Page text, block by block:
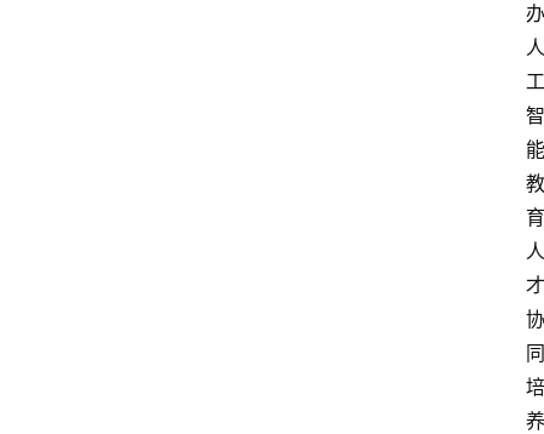
办
人
工
智
能
教
育
人
才
协
同
培
养